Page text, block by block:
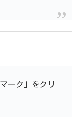
ーク」をクリ